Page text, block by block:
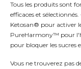
Tous les produits sont
efficaces et
Ketosan® pour activer
PureHarmony™ pour
pour bloquer les sucres
Vous ne trouverez pas